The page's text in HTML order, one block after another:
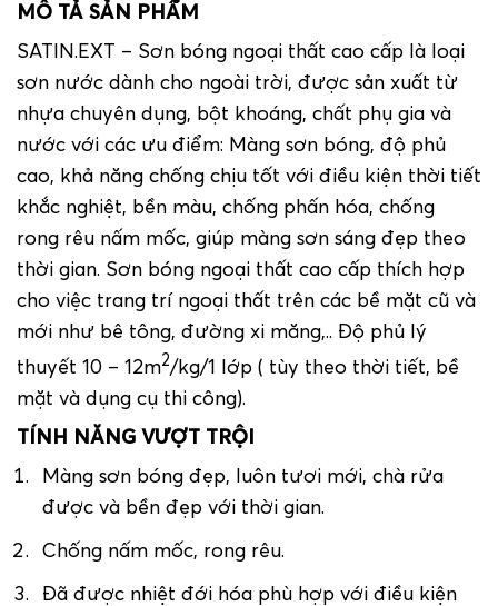
MÔ TẢ SẢN PHẨM
SATIN.EXT – Sơn bóng ngoại thất cao cấp là loại
sơn nước dành cho ngoài trời, được sản xuất từ
nhựa chuyên dụng, bột khoáng, chất phụ gia và
nước với các ưu điểm: Màng sơn bóng, độ phủ
cao, khả năng chống chịu tốt với điều kiện thời tiết
khắc nghiệt, bền màu, chống phấn hóa, chống
rong rêu nấm mốc, giúp màng sơn sáng đẹp theo
thời gian. Sơn bóng ngoại thất cao cấp thích hợp
cho việc trang trí ngoại thất trên các bề mặt cũ và
mới như bê tông, đường xi măng,.. Độ phủ lý
thuyết 10 – 12m2/kg/1 lớp ( tùy theo thời tiết, bề
mặt và dụng cụ thi công).
TÍNH NĂNG VƯỢT TRỘI
Màng sơn bóng đẹp, luôn tươi mới, chà rửa
được và bền đẹp với thời gian.
Chống nấm mốc, rong rêu.
Đã được nhiệt đới hóa phù hợp với điều kiện